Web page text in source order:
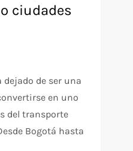
ciudades
de ser una
en uno
del transporte
Bogotá hasta